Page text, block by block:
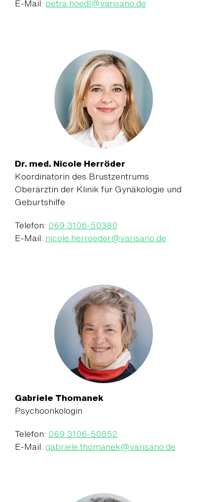
E-Mail: petra.hoedl@varisano.de
Dr. med. Nicole Herröder
Koordinatorin des Brustzentrums
Oberärztin der Klinik für Gynäkologie und
Geburtshilfe
Telefon: 069 3106-50380
E-Mail: nicole.herroeder@varisano.de
Gabriele Thomanek
Psychoonkologin
Telefon: 069 3106-50852
E-Mail: gabriele.thomanek@varisano.de